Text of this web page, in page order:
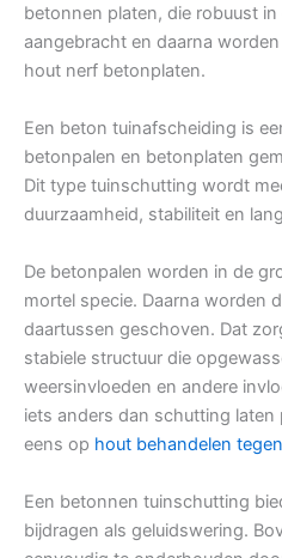
betonnen platen, die robuust
aangebracht en daarna
hout nerf betonplaten.
Een beton tuinafscheiding is
betonpalen en betonplaten
Dit type tuinschutting wordt
duurzaamheid, stabiliteit en
De betonpalen worden in de
mortel specie. Daarna worden
daartussen geschoven. Dat
stabiele structuur die
weersinvloeden en andere
iets anders dan schutting laten
eens op hout behandelen
Een betonnen tuinschutting
bijdragen als geluidswering.